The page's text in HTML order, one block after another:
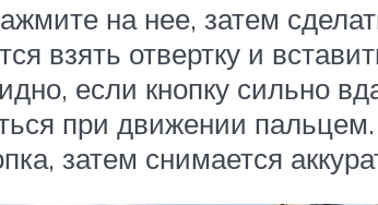
на нее, затем
взять отвертку и
если кнопку сильно
при движении пальцем.
затем снимается